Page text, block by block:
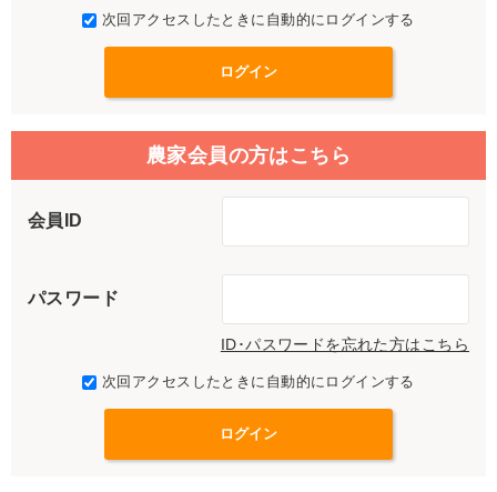
次回アクセスしたときに自動的にログインする
農家会員の方はこちら
会員ID
パスワード
ID･パスワードを忘れた方はこちら
次回アクセスしたときに自動的にログインする